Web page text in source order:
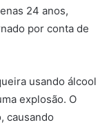
24 anos,
por conta de
usando álcool
explosão. O
causando